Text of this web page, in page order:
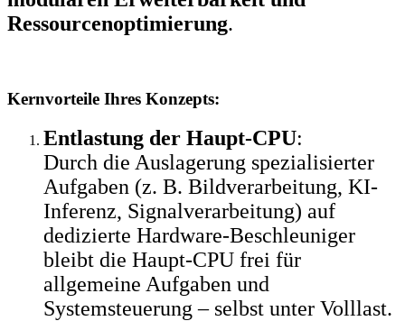
Ressourcenoptimierung.
Kernvorteile Ihres Konzepts:
Entlastung der Haupt-CPU:
Durch die Auslagerung spezialisierter
Aufgaben (z. B. Bildverarbeitung, KI-
Inferenz, Signalverarbeitung) auf
dedizierte Hardware-Beschleuniger
bleibt die Haupt-CPU frei für
allgemeine Aufgaben und
Systemsteuerung – selbst unter Volllast.